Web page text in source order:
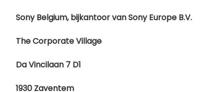
Sony Belgium, bijkantoor van Sony Europe B.V.
The Corporate Village
Da Vincilaan 7 D1
1930 Zaventem